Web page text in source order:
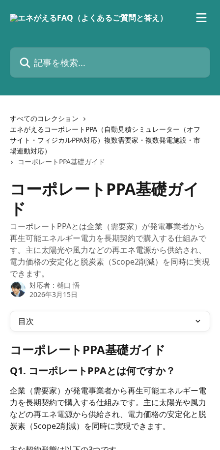
記事を検索...
すべてのコレクション
エネがえるコーポレートPPA（自動見積シミュレーター（オフ
サイト・フィジカルPPA対応）複数需要家・複数発電施設・市
場連動対応）
コーポレートPPA基礎ガイド
コーポレートPPA基礎ガイ
ド
コーポレートPPAとは企業（需要家）が発電事業者から
再生可能エネルギー電力を長期契約で購入する仕組みで
す。主に太陽光や風力などの再エネ電源から供給され、
電力価格の安定化と脱炭素（Scope2削減）を同時に実現
できます。
対応者： 樋口 悟
2026年3月15日
目次
コーポレートPPA基礎ガイド
Q1. コーポレートPPAとは何ですか？
企業（需要家）が発電事業者から再生可能エネルギー電
力を長期契約で購入する仕組みです。主に太陽光や風力
などの再エネ電源から供給され、電力価格の安定化と脱
炭素（Scope2削減）を同時に実現できます。